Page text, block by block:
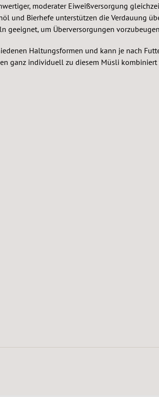
moderater Eiweißversorgung
Bierhefe unterstützen die Verdauung
geeignet, um Überversorgungen
Haltungsformen und kann je nach
ganz individuell zu diesem Müsli kombiniert